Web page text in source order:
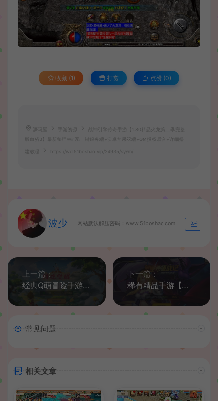
收藏 (1) 打赏 点赞 (0)
手游资源
战神引擎传奇手游【1.80精品火龙第二季完整
版白猪3】最新整理Win系一键服务端+安卓苹果双端+GM授权后台+详细搭
建教程 https://wd.51boshao.vip/24935/syym/
波少 网站默认解压密码：www.51boshao.com 生成海
上一篇：
经典Q萌冒险手游【大唐阴阳师之猎魂觉醒】最新整理Linux手工服务端+安卓苹果双端+不限IP位数+本地热更+GM授权后台+详细搭建教程
下一篇：
稀有精品手游【奥里希娅战记】最新整理Linux手工服务端+安卓+CDK授权后台+详细搭建教程
常见问题
相关文章